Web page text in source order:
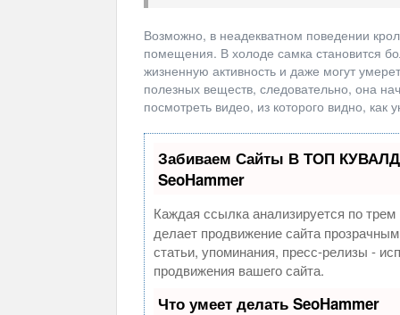
Возможно, в неадекватном поведении
помещения. В холоде самка становится
жизненную активность и даже могут
полезных веществ, следовательно, она
посмотреть видео, из которого видно, как
Забиваем Сайты В ТОП
SeoHammer
Каждая ссылка анализируется по
делает продвижение сайта
статьи, упоминания, пресс-релизы -
продвижения вашего сайта.
Что умеет делать SeoHammer